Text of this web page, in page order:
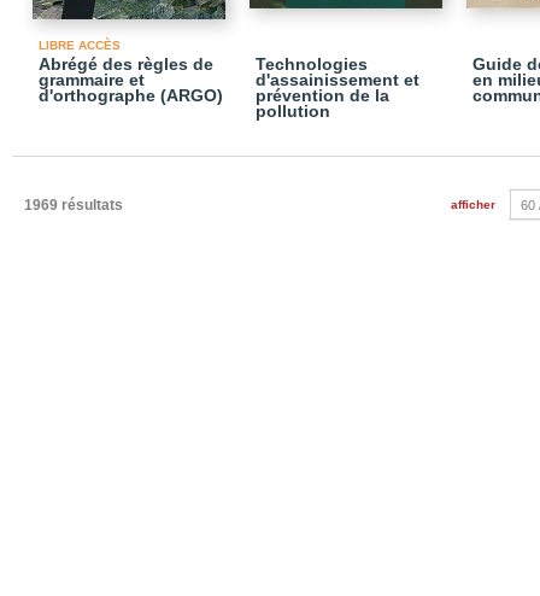
LIBRE ACCÈS
Abrégé des règles de
grammaire et
d'orthographe (ARGO)
Technologies
d'assainissement et
prévention de la
pollution
Guide
en
1969 résultats afficher 60